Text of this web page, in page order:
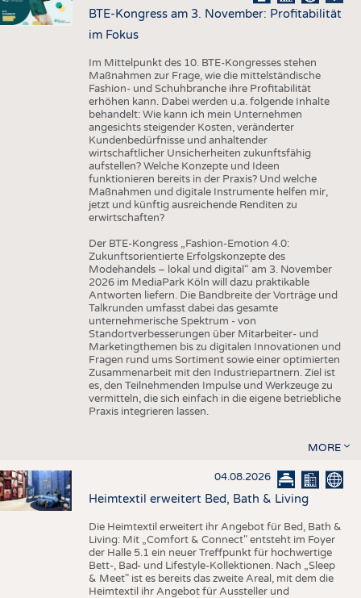
BTE-Kongress am 3. November: Profitabilität
im Fokus
Im Mittelpunkt des 10. BTE-Kongresses stehen
Maßnahmen zur Frage, wie die mittelständische
Fashion- und Schuhbranche ihre Profitabilität
erhöhen kann. Dabei werden u.a. folgende Inhalte
behandelt: Wie kann ich mein Unternehmen
angesichts steigender Kosten, veränderter
Kundenbedürfnisse und anhaltender
wirtschaftlicher Unsicherheiten zukunftsfähig
aufstellen? Welche Konzepte und Ideen
funktionieren bereits in der Praxis? Und welche
Maßnahmen und digitale Instrumente helfen mir,
jetzt und künftig ausreichende Renditen zu
erwirtschaften?
Der BTE-Kongress „Fashion-Emotion 4.0:
Zukunftsorientierte Erfolgskonzepte des
Modehandels – lokal und digital“ am 3. November
2026 im MediaPark Köln will dazu praktikable
Antworten liefern. Die Bandbreite der Vorträge und
Talkrunden umfasst dabei das gesamte
unternehmerische Spektrum - von
Standortverbesserungen über Mitarbeiter- und
Marketingthemen bis zu digitalen Innovationen und
Fragen rund ums Sortiment sowie einer optimierten
Zusammenarbeit mit den Industriepartnern. Ziel ist
es, den Teilnehmenden Impulse und Werkzeuge zu
vermitteln, die sich einfach in die eigene betriebliche
Praxis integrieren lassen.
MORE
04.08.2026
Heimtextil erweitert Bed, Bath & Living
Die Heimtextil erweitert ihr Angebot für Bed, Bath &
Living: Mit „Comfort & Connect" entsteht im Foyer
der Halle 5.1 ein neuer Treffpunkt für hochwertige
Bett-, Bad- und Lifestyle-Kollektionen. Nach „Sleep
& Meet" ist es bereits das zweite Areal, mit dem die
Heimtextil ihr Angebot für Aussteller und